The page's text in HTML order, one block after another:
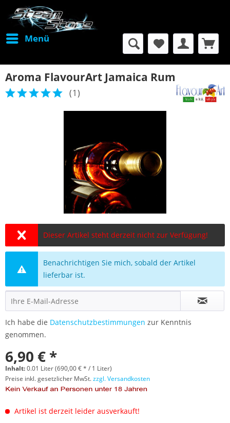
Menü
Aroma FlavourArt Jamaica Rum
(1)
Dieser Artikel steht derzeit nicht zur Verfügung!
Benachrichtigen Sie mich, sobald der Artikel
lieferbar ist.
Ich habe die Datenschutzbestimmungen zur Kenntnis
genommen.
6,90 € *
Inhalt:0.01 Liter (690,00 € * / 1 Liter)
Preise inkl. gesetzlicher MwSt.zzgl. Versandkosten
Artikel ist derzeit leider ausverkauft!